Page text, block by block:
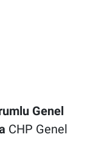
Genel
CHP Genel